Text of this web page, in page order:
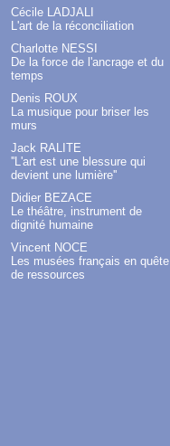
Cécile LADJALI
L'art de la réconciliation
Charlotte NESSI
De la force de l'ancrage et du
temps
Denis ROUX
La musique pour briser les
murs
Jack RALITE
''L'art est une blessure qui
devient une lumière''
Didier BEZACE
Le théâtre, instrument de
dignité humaine
Vincent NOCE
Les musées français en quête
de ressources